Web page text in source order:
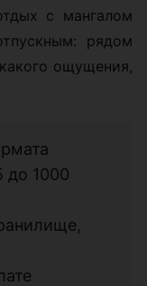
с мангалом
рядом
ощущения,
до 1000